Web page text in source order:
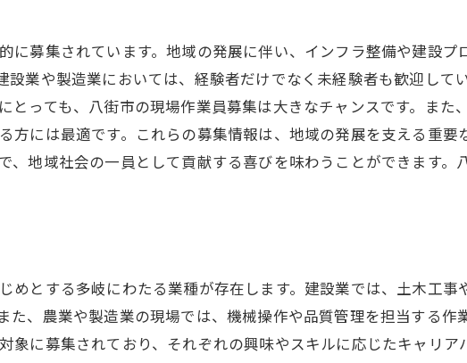
自然と共存する仕事環境の具体例
八街市が提供する生活環境と現場仕事の両立
現場仕事を通じて八街市の自然を守る役割
自然の中での現場仕事がもたらす充実感
スキルを磨き続けるための現場仕事の選び方
現場仕事を活かしたキャリアプランニング
に募集されています。地域の発展に伴い、インフラ整備や建設
設業や製造業においては、経験者だけでなく未経験者も歓迎して
とっても、八街市の現場作業員募集は大きなチャンスです。また
方には最適です。これらの募集情報は、地域の発展を支える重要
、地域社会の一員として貢献する喜びを味わうことができます。
めとする多岐にわたる業種が存在します。建設業では、土木工
た、農業や製造業の現場では、機械操作や品質管理を担当する作
象に募集されており、それぞれの興味やスキルに応じたキャリア